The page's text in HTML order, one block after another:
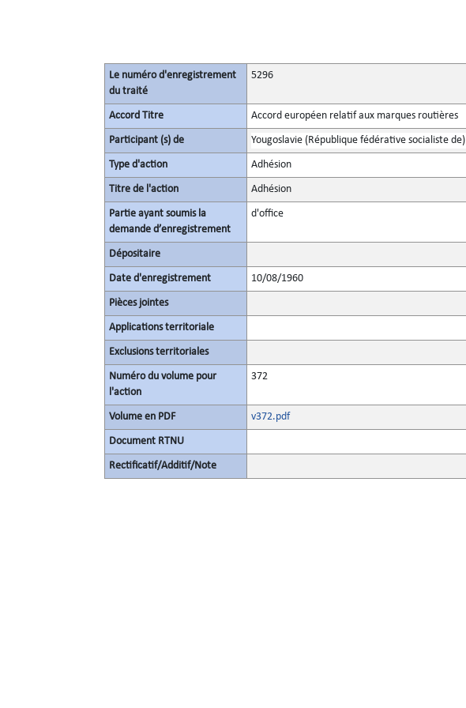
Le numéro d'enregistrement
du traité
5296
Accord Titre Accord européen relatif aux marques routières
Participant (s) de Yougoslavie (République fédérative socialiste de)
Type d'action Adhésion
Titre de l'action Adhésion
Partie ayant soumis la
demande d’enregistrement
d'office
Dépositaire
Date d'enregistrement 10/08/1960
Pièces jointes
Applications territoriale
Exclusions territoriales
Numéro du volume pour
l'action
372
Volume en PDF v372.pdf
Document RTNU
Rectificatif/Additif/Note